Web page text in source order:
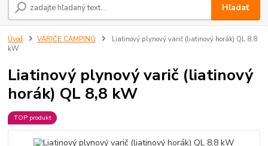
Hľadať
Úvod VARIČE CAMPING
Liatinový plynový varič (liatinový horák) QL 8,8
kW
Liatinový plynový varič (liatinový
horák) QL 8,8 kW
TOP produkt